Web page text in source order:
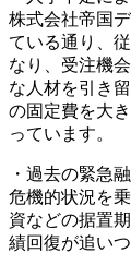
株式会社帝国
ている通り、
なり、受注機
な人材を引き
の固定費を大
っています。
・過去の緊急
危機的状況を
資などの据置
績回復が追い